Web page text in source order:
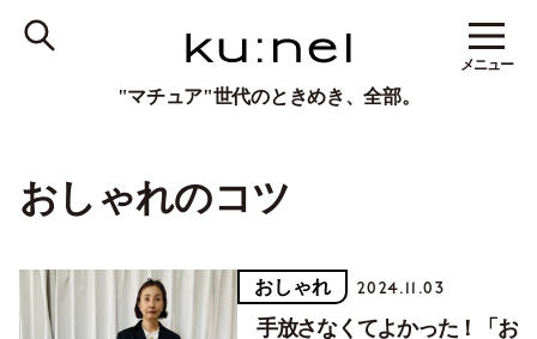
"マチュア"世代のときめき、全部。
メニュー
おしゃれのコツ
おしゃれ 2024.11.03
手放さなくてよかった！「お